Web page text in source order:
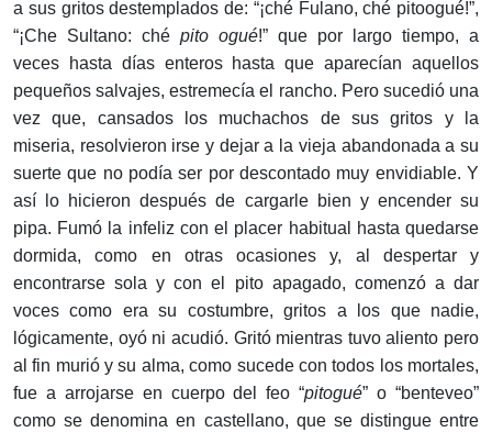
a sus gritos destemplados de: “¡ché Fulano, ché pitoogué!”,
“¡Che Sultano: ché pito ogué!” que por largo tiempo, a
veces hasta días enteros hasta que aparecían aquellos
pequeños salvajes, estremecía el rancho. Pero sucedió una
vez que, cansados los muchachos de sus gritos y la
miseria, resolvieron irse y dejar a la vieja abandonada a su
suerte que no podía ser por descontado muy envidiable. Y
así lo hicieron después de cargarle bien y encender su
pipa. Fumó la infeliz con el placer habitual hasta quedarse
dormida, como en otras ocasiones y, al despertar y
encontrarse sola y con el pito apagado, comenzó a dar
voces como era su costumbre, gritos a los que nadie,
lógicamente, oyó ni acudió. Gritó mientras tuvo aliento pero
al fin murió y su alma, como sucede con todos los mortales,
fue a arrojarse en cuerpo del feo “pitogué” o “benteveo”
como se denomina en castellano, que se distingue entre